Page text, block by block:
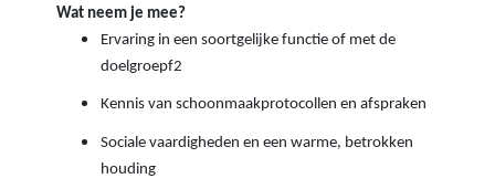
Wat neem je mee?
Ervaring in een soortgelijke functie of met de
doelgroepf2
Kennis van schoonmaakprotocollen en afspraken
Sociale vaardigheden en een warme, betrokken
houding